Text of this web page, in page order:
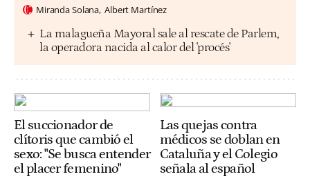
Miranda Solana Albert Martínez
La malagueña Mayoral sale al rescate de Parlem,
la operadora nacida al calor del 'procés'
El succionador de
clítoris que cambió el
sexo: "Se busca entender
el placer femenino"
Las quejas contra
médicos se doblan en
Cataluña y el Colegio
señala al español